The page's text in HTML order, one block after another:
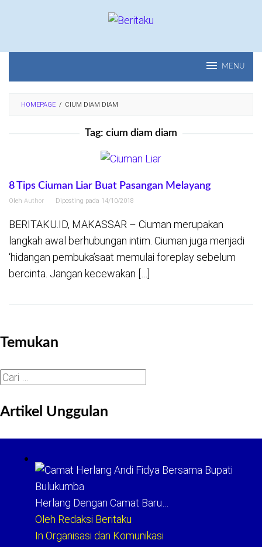
MENU
HOMEPAGE / CIUM DIAM DIAM
Tag: cium diam diam
8 Tips Ciuman Liar Buat Pasangan Melayang
Oleh Author Diposting pada 14/10/2018
BERITAKU.ID, MAKASSAR – Ciuman merupakan
langkah awal berhubungan intim. Ciuman juga menjadi
‘hidangan pembuka’saat memulai foreplay sebelum
bercinta. Jangan kecewakan […]
Temukan
Cari
Artikel Unggulan
Herlang Dengan Camat Baru…
Oleh Redaksi Beritaku
In Organisasi dan Komunikasi